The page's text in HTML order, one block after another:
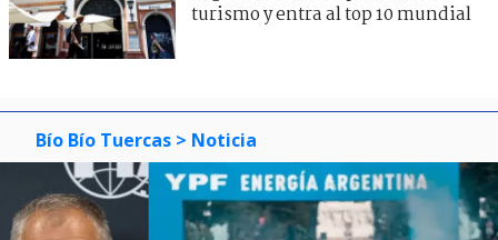
turismo y entra al top 10 mundial
Bío Bío Tuercas > Noticia